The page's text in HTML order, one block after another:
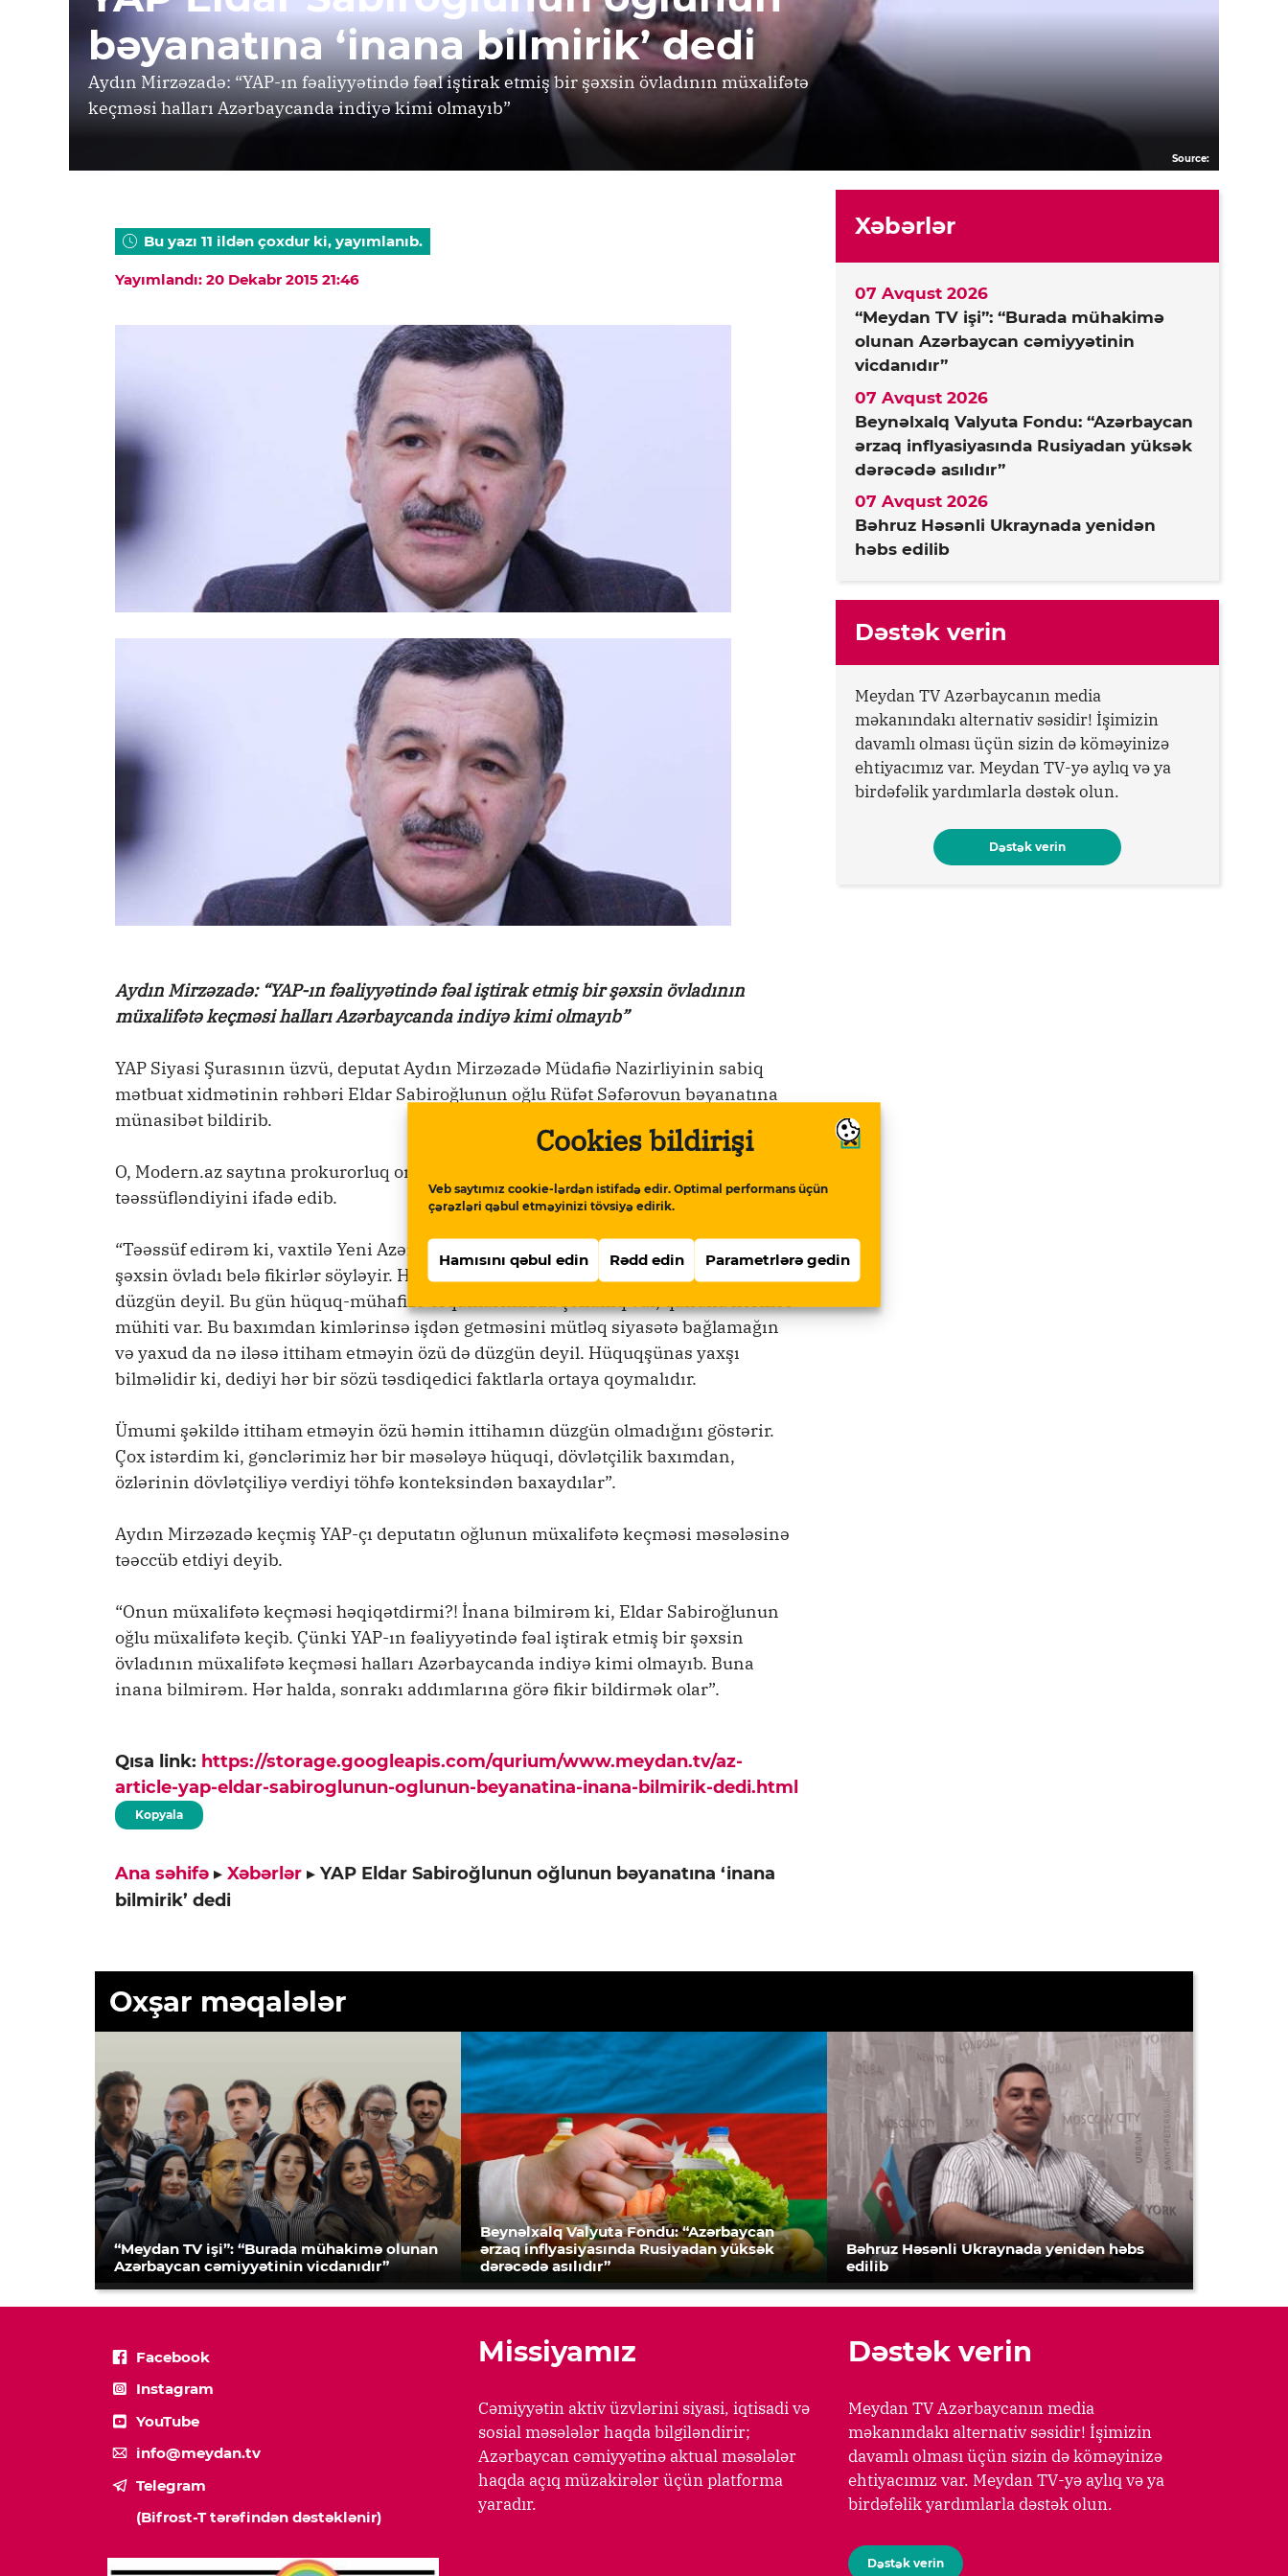
Cookies bildirişi
Veb saytımız cookie-lərdən istifadə edir. Optimal performans üçün
çərəzləri qəbul etməyinizi tövsiyə edirik.
Hamısını qəbul edin Rədd edin Parametrlərə gedin
bəyanatına ‘inana bilmirik’ dedi
Aydın Mirzəzadə: “YAP-ın fəaliyyətində fəal iştirak etmiş bir şəxsin övladının müxalifətə
keçməsi halları Azərbaycanda indiyə kimi olmayıb”
Source:
Bu yazı 11 ildən çoxdur ki, yayımlanıb.
Yayımlandı: 20 Dekabr 2015 21:46
Aydın Mirzəzadə: “YAP-ın fəaliyyətində fəal iştirak etmiş bir şəxsin övladının
müxalifətə keçməsi halları Azərbaycanda indiyə kimi olmayıb”
YAP Siyasi Şurasının üzvü, deputat Aydın Mirzəzadə Müdafiə Nazirliyinin sabiq
mətbuat xidmətinin rəhbəri Eldar Sabiroğlunun oğlu Rüfət Səfərovun bəyanatına
münasibət bildirib.
O, Modern.az saytına prokurorluq orqanlarında çalışan şəxsin bu cür çıxış etməsinə
təəssüfləndiyini ifadə edib.
“Təəssüf edirəm ki, vaxtilə Yeni Azərbaycan Partiyasında mühüm vəzifə tutmuş
şəxsin övladı belə fikirlər söyləyir. Hansısa işdən uzaqlaşmağı siyasiləşdirmək
düzgün deyil. Bu gün hüquq-mühafizə orqanlarımızda şəffaflıq var, qanuna hörmət
mühiti var. Bu baxımdan kimlərinsə işdən getməsini mütləq siyasətə bağlamağın
və yaxud da nə iləsə ittiham etməyin özü də düzgün deyil. Hüquqşünas yaxşı
bilməlidir ki, dediyi hər bir sözü təsdiqedici faktlarla ortaya qoymalıdır.
Ümumi şəkildə ittiham etməyin özü həmin ittihamın düzgün olmadığını göstərir.
Çox istərdim ki, gənclərimiz hər bir məsələyə hüquqi, dövlətçilik baxımdan,
özlərinin dövlətçiliyə verdiyi töhfə konteksindən baxaydılar”.
Aydın Mirzəzadə keçmiş YAP-çı deputatın oğlunun müxalifətə keçməsi məsələsinə
təəccüb etdiyi deyib.
“Onun müxalifətə keçməsi həqiqətdirmi?! İnana bilmirəm ki, Eldar Sabiroğlunun
oğlu müxalifətə keçib. Çünki YAP-ın fəaliyyətində fəal iştirak etmiş bir şəxsin
övladının müxalifətə keçməsi halları Azərbaycanda indiyə kimi olmayıb. Buna
inana bilmirəm. Hər halda, sonrakı addımlarına görə fikir bildirmək olar”.
Qısa link: https://storage.googleapis.com/qurium/www.meydan.tv/az-
article-yap-eldar-sabiroglunun-oglunun-beyanatina-inana-bilmirik-dedi.html
Kopyala
Ana səhifə ▸ Xəbərlər ▸ YAP Eldar Sabiroğlunun oğlunun bəyanatına ‘inana
bilmirik’ dedi
Xəbərlər
“Meydan TV işi”: “Burada mühakimə
olunan Azərbaycan cəmiyyətinin
vicdanıdır”
07 Avqust 2026
Beynəlxalq Valyuta Fondu: “Azərbaycan
ərzaq inflyasiyasında Rusiyadan yüksək
dərəcədə asılıdır”
07 Avqust 2026
Bəhruz Həsənli Ukraynada yenidən
həbs edilib
07 Avqust 2026
Dəstək verin
Meydan TV Azərbaycanın media
məkanındakı alternativ səsidir! İşimizin
davamlı olması üçün sizin də köməyinizə
ehtiyacımız var. Meydan TV-yə aylıq və ya
birdəfəlik yardımlarla dəstək olun.
Dəstək verin
Oxşar məqalələr
“Meydan TV işi”: “Burada mühakimə olunan
Azərbaycan cəmiyyətinin vicdanıdır”
Beynəlxalq Valyuta Fondu: “Azərbaycan
ərzaq inflyasiyasında Rusiyadan yüksək
dərəcədə asılıdır”
Bəhruz Həsənli Ukraynada yenidən həbs
edilib
Facebook
Instagram
YouTube
info@meydan.tv
Telegram
(Bifrost-T tərəfindən dəstəklənir)
Missiyamız
Cəmiyyətin aktiv üzvlərini siyasi, iqtisadi və
sosial məsələlər haqda bilgiləndirir;
Azərbaycan cəmiyyətinə aktual məsələlər
haqda açıq müzakirələr üçün platforma
yaradır.
Dəstək verin
Meydan TV Azərbaycanın media
məkanındakı alternativ səsidir! İşimizin
davamlı olması üçün sizin də köməyinizə
ehtiyacımız var. Meydan TV-yə aylıq və ya
birdəfəlik yardımlarla dəstək olun.
Dəstək verin